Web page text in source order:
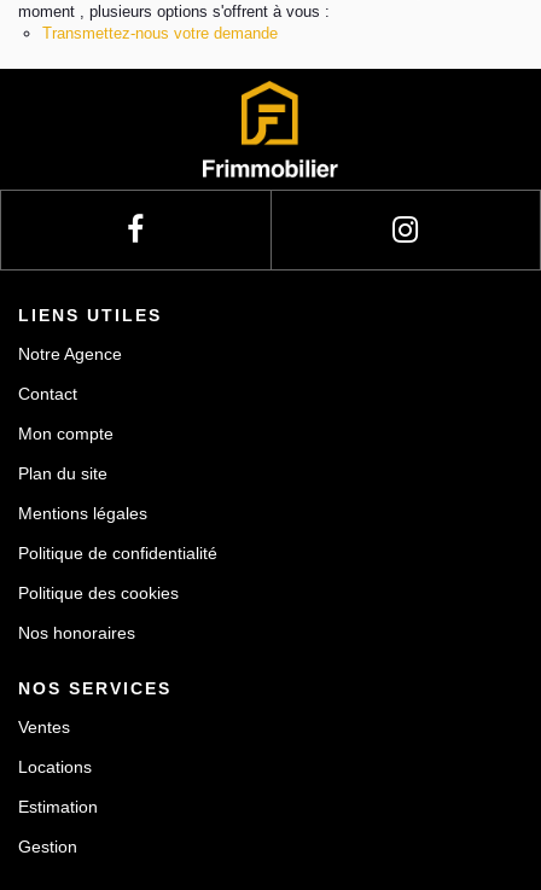
Actualités
moment , plusieurs options s'offrent à vous :
Transmettez-nous votre demande
LIENS UTILES
Notre Agence
Contact
Mon compte
Plan du site
Mentions légales
Politique de confidentialité
Politique des cookies
Nos honoraires
NOS SERVICES
Ventes
Locations
Estimation
Gestion